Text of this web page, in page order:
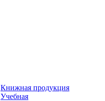
Книжная продукция
Учебная